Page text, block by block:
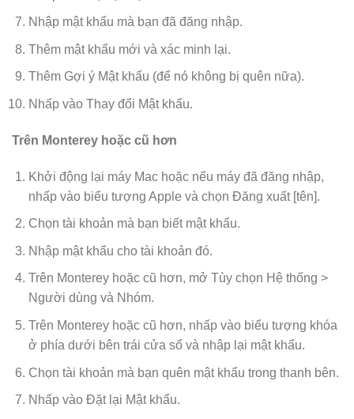
Nhập mật khẩu mà bạn đã đăng nhập.
Thêm mật khẩu mới và xác minh lại.
Thêm Gợi ý Mật khẩu (để nó không bị quên nữa).
Nhấp vào Thay đổi Mật khẩu.
Trên Monterey hoặc cũ hơn
Khởi động lại máy Mac hoặc nếu máy đã đăng nhập,
nhấp vào biểu tượng Apple và chọn Đăng xuất [tên].
Chọn tài khoản mà bạn biết mật khẩu.
Nhập mật khẩu cho tài khoản đó.
Trên Monterey hoặc cũ hơn, mở Tùy chọn Hệ thống >
Người dùng và Nhóm.
Trên Monterey hoặc cũ hơn, nhấp vào biểu tượng khóa
ở phía dưới bên trái cửa sổ và nhập lại mật khẩu.
Chọn tài khoản mà bạn quên mật khẩu trong thanh bên.
Nhấp vào Đặt lại Mật khẩu.